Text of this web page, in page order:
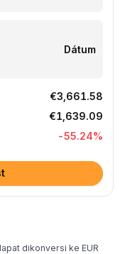
Dátum
€3,661.58
€1,639.09
-55.24%
dikonversi ke EUR